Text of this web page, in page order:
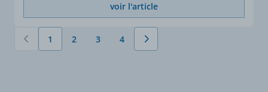
voir l'article
Vous lisez actuellement la page
1 Page
2 Page
3 Page
4